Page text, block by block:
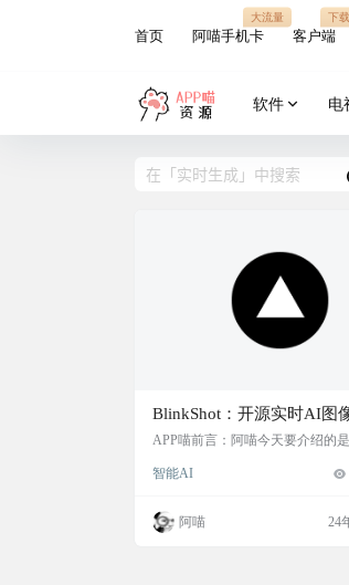
首页 阿喵手机卡
大流量
客户端
下载
软件 电
BlinkShot：开源实时AI图
器，由Together AI支持，
像
APP喵前言：阿喵今天要介绍的是
是完全开源的，你可以在GitHub
输入一个提示，它就能在几毫秒内
像。而且，这一切都是由Together
智能AI
阿喵 24